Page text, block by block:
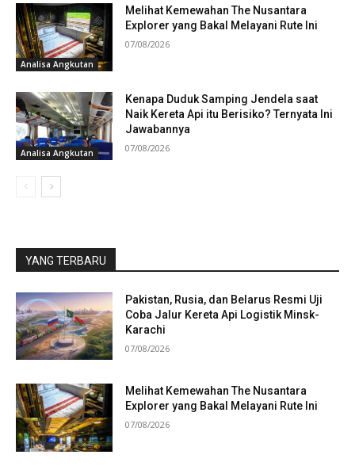
Analisa Angkutan
Melihat Kemewahan The Nusantara
Explorer yang Bakal Melayani Rute Ini
07/08/2026
Analisa Angkutan
Kenapa Duduk Samping Jendela saat
Naik Kereta Api itu Berisiko? Ternyata Ini
Jawabannya
07/08/2026
YANG TERBARU
Pakistan, Rusia, dan Belarus Resmi Uji
Coba Jalur Kereta Api Logistik Minsk-
Karachi
07/08/2026
Melihat Kemewahan The Nusantara
Explorer yang Bakal Melayani Rute Ini
07/08/2026